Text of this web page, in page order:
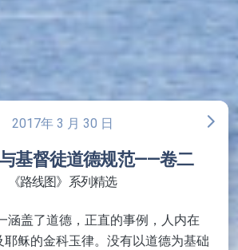
2017年 3 月 30 日 arrow_forward_ios
基督徒道德规范——卷二
《路线图》系列精选
涵盖了道德，正直的事例，人内在
耶稣的金科玉律。没有以道德为基础